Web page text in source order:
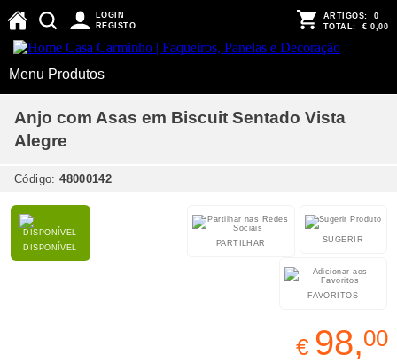
LOGIN
REGISTO
ARTIGOS: 0
TOTAL: € 0,00
Menu Produtos
Anjo com Asas em Biscuit Sentado Vista
Alegre
Código:48000142
DISPONÍVEL
SUGERIR
PARTILHAR
FAVORITOS
€ 98,00